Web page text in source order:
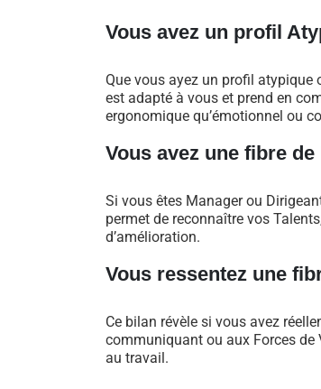
Vous avez un profil
Que vous ayez un profil atypique
est adapté à vous et prend en
ergonomique qu’émotionnel ou
Vous avez une fibre de
Si vous êtes Manager ou
permet de reconnaître vos
d’amélioration.
Vous ressentez une
Ce bilan révèle si vous avez
communiquant ou aux Forces de
au travail.